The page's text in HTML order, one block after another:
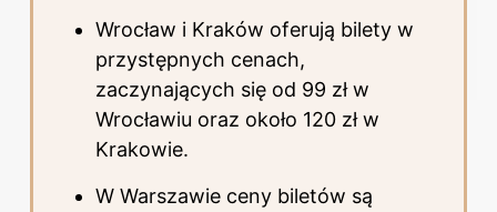
Wrocław i Kraków oferują bilety w
przystępnych cenach,
zaczynających się od 99 zł w
Wrocławiu oraz około 120 zł w
Krakowie.
W Warszawie ceny biletów są